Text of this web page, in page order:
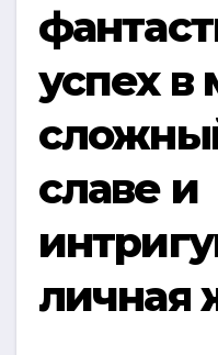
успех в
славе и
личная